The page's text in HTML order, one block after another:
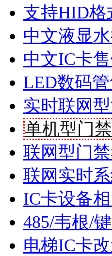
支持HID格
中文液显
中文IC卡
LED数码
实时联网
单机型门
联网型门
联网实时
IC卡设备
485/韦根/
电梯IC卡